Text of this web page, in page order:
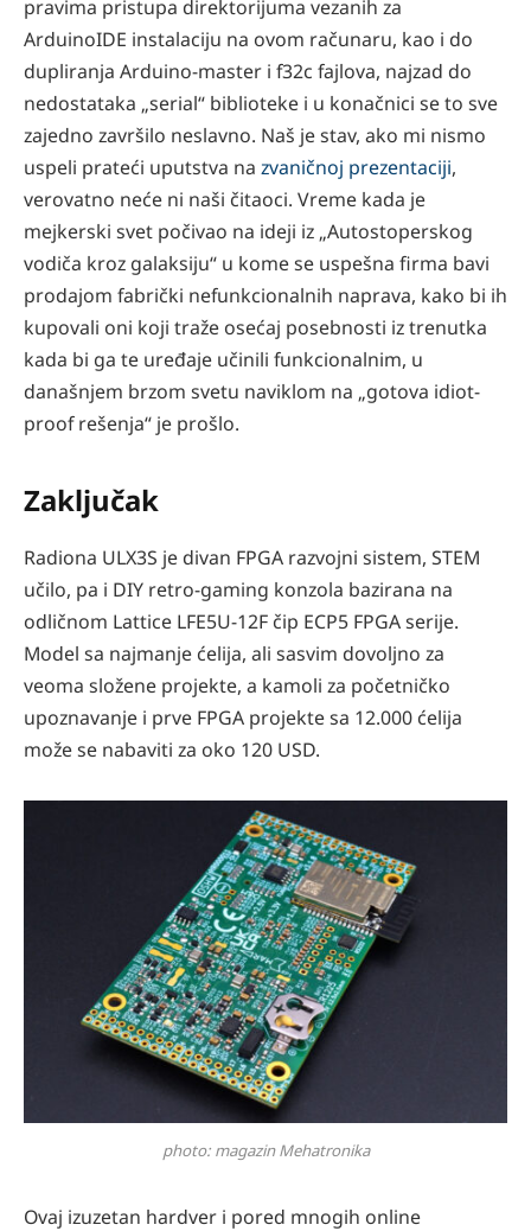
pravima pristupa direktorijuma vezanih za
ArduinoIDE instalaciju na ovom računaru, kao i do
dupliranja Arduino-master i f32c fajlova, najzad do
nedostataka „serial“ biblioteke i u konačnici se to sve
zajedno završilo neslavno. Naš je stav, ako mi nismo
uspeli prateći uputstva na zvaničnoj prezentaciji,
verovatno neće ni naši čitaoci. Vreme kada je
mejkerski svet počivao na ideji iz „Autostoperskog
vodiča kroz galaksiju“ u kome se uspešna firma bavi
prodajom fabrički nefunkcionalnih naprava, kako bi ih
kupovali oni koji traže osećaj posebnosti iz trenutka
kada bi ga te uređaje učinili funkcionalnim, u
današnjem brzom svetu naviklom na „gotova idiot-
proof rešenja“ je prošlo.
Zaključak
Radiona ULX3S je divan FPGA razvojni sistem, STEM
učilo, pa i DIY retro-gaming konzola bazirana na
odličnom Lattice LFE5U-12F čip ECP5 FPGA serije.
Model sa najmanje ćelija, ali sasvim dovoljno za
veoma složene projekte, a kamoli za početničko
upoznavanje i prve FPGA projekte sa 12.000 ćelija
može se nabaviti za oko 120 USD.
photo: magazin Mehatronika
Ovaj izuzetan hardver i pored mnogih online